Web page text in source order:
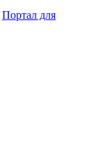
Портал для